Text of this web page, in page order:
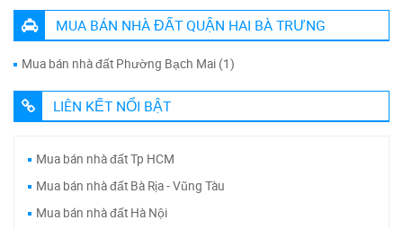
MUA BÁN NHÀ ĐẤT QUẬN HAI BÀ TRƯNG
Mua bán nhà đất Phường Bạch Mai (1)
LIÊN KẾT NỔI BẬT
Mua bán nhà đất Tp HCM
Mua bán nhà đất Bà Rịa - Vũng Tàu
Mua bán nhà đất Hà Nội